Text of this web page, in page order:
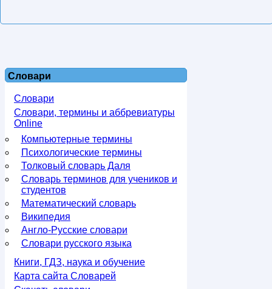
Словари
Словари
Словари, термины и аббревиатуры
Online
Компьютерные термины
Психологические термины
Толковый словарь Даля
Словарь терминов для учеников и
студентов
Математический словарь
Википедия
Англо-Русские словари
Словари русского языка
Книги, ГДЗ, наука и обучение
Карта сайта Словарей